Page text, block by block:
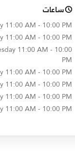
ساعات
11:00 AM - 10:00 PM
11:00 AM - 10:00 PM
11:00 AM - 10:00
PM
11:00 AM - 10:00 PM
11:00 AM - 10:00 PM
11:00 AM - 10:00 PM
11:00 AM - 10:00 PM